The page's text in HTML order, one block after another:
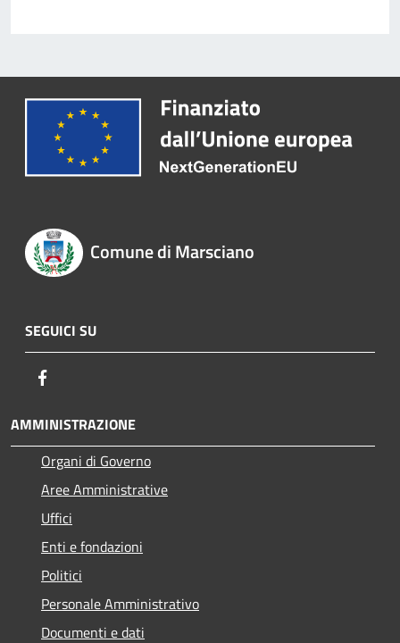
Comune di Marsciano
SEGUICI SU
AMMINISTRAZIONE
Organi di Governo
Aree Amministrative
Uffici
Enti e fondazioni
Politici
Personale Amministrativo
Documenti e dati